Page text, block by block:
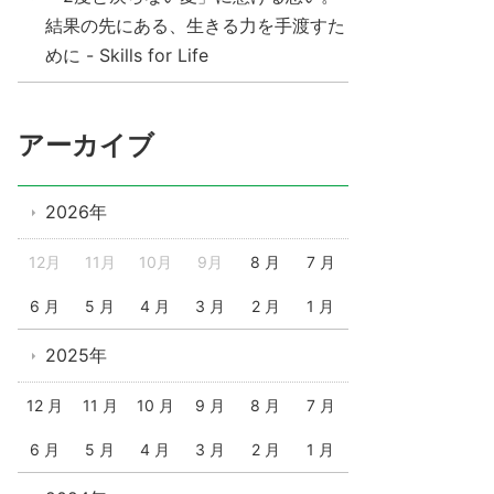
結果の先にある、生きる力を手渡すた
めに - Skills for Life
アーカイブ
2026年
12月 11月 10月 9月 8 月 7 月
6 月 5 月 4 月 3 月 2 月 1 月
2025年
12 月 11 月 10 月 9 月 8 月 7 月
6 月 5 月 4 月 3 月 2 月 1 月